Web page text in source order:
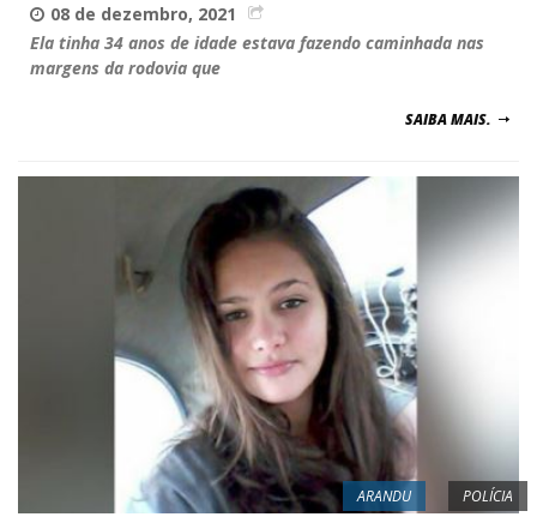
08 de dezembro, 2021
Ela tinha 34 anos de idade estava fazendo caminhada nas
margens da rodovia que
SAIBA MAIS.
ARANDU POLÍCIA